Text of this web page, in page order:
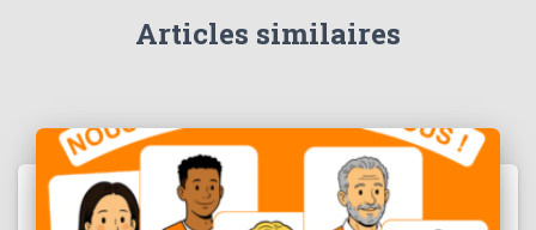
Articles similaires